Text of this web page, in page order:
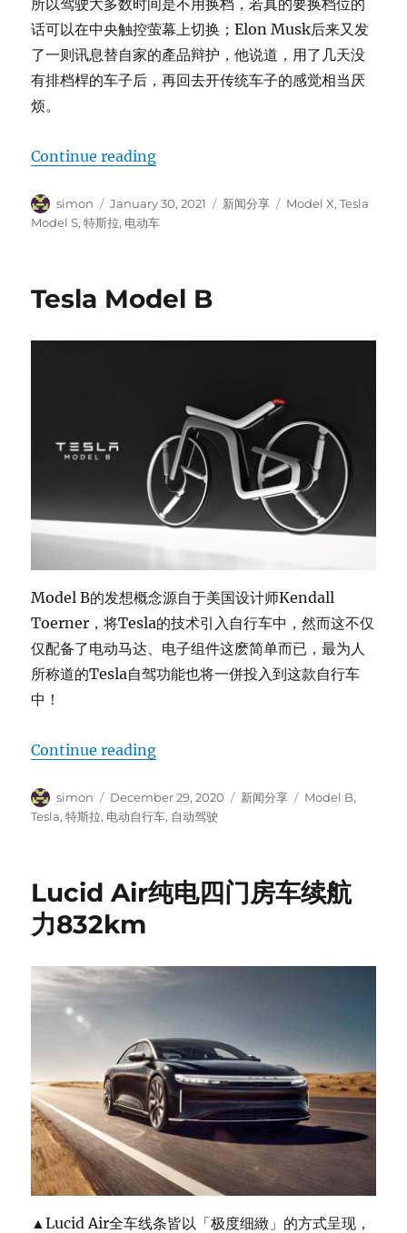
所以驾驶大多数时间是不用换档，若真的要换档位的
话可以在中央触控萤幕上切换；Elon Musk后来又发
了一则讯息替自家的產品辩护，他说道，用了几天没
有排档桿的车子后，再回去开传统车子的感觉相当厌
烦。
Continue reading“Tesla Model S/X採用了Yoke矩形方
Author
simon
Posted
on
January 30, 2021 Categories
新闻分享 Tags
Model X,Tesla
Model S,特斯拉, 电动车
Tesla Model B
Model B的发想概念源自于美国设计师Kendall
Toerner，将Tesla的技术引入自行车中，然而这不仅
仅配备了电动马达、电子组件这麽简单而已，最为人
所称道的Tesla自驾功能也将一併投入到这款自行车
中！
Continue reading“Tesla Model B”
Author
simon
Posted
on
December 29, 2020 Categories
新闻分享 Tags
Model B,
Tesla,特斯拉, 电动自行车, 自动驾驶
Lucid Air纯电四门房车续航
力832km
▲Lucid Air全车线条皆以「极度细緻」的方式呈现，